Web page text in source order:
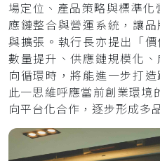
場定位、產品策略與標準
應鏈整合與營運系統，讓
與擴張。執行長亦提出「
數量提升、供應鏈規模化
向循環時，將能進一步打
此一思維呼應當前創業環
向平台化合作，逐步形成多